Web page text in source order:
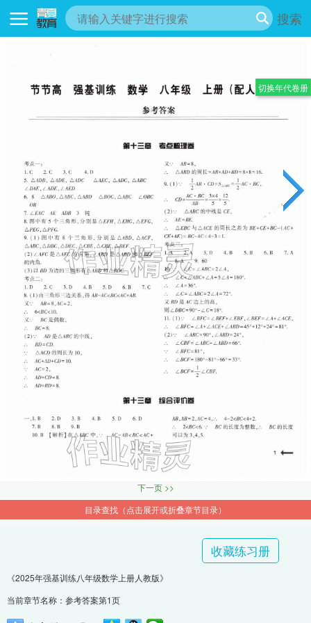
搜索
下一页 >>
目录查找（点击展开或折叠章节目录）
收藏练习册
《2025年强基训练八年级数学上册人教版》
当前章节名称：参考答案第1页
切换年代卷册